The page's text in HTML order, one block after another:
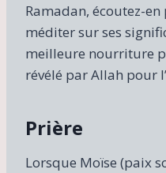
Ramadan, écoutez-en
méditer sur ses
meilleure nourriture
révélé par Allah pour
Prière
Lorsque Moïse (paix